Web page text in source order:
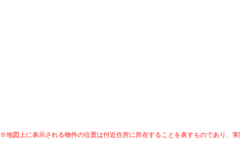
※地図上に表示される物件の位置は付近住所に所在することを表すものであり、実